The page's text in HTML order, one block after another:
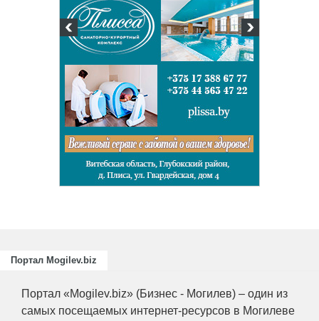
Портал Mogilev.biz
Портал «Mogilev.biz» (Бизнес - Могилев) – один из
самых посещаемых интернет-ресурсов в Могилеве